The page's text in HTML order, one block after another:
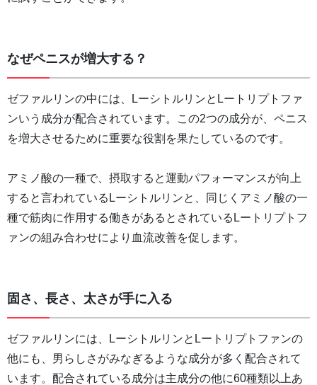
なぜペニスが増大する？
ゼファルリンの中には、LーシトルリンとLートリプトファ
ンいう成分が配合されています。この2つの成分が、ペニス
を増大させるために重要な役割を果たしているのです。
アミノ酸の一種で、摂取すると運動パフォーマンスが向上
すると言われているLーシトルリンと、同じくアミノ酸の一
種で筋肉に作用する働きがあるとされているLートリプトフ
ァンの組み合わせにより血流改善を促します。
固さ、長さ、太さが手に入る
ゼファルリンには、LーシトルリンとLートリプトファンの
他にも、男らしさがみなぎるような成分が多く配合されて
います。配合されている成分は主成分の他に60種類以上あ